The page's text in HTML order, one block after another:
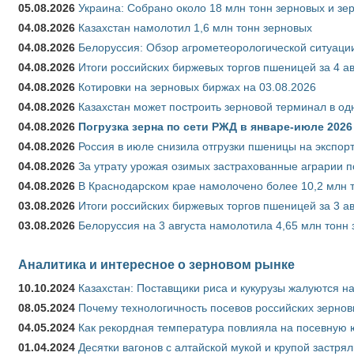
05.08.2026 Украина: Собрано около 18 млн тонн зерновых и
04.08.2026 Казахстан намолотил 1,6 млн тонн зерновых
04.08.2026 Белоруссия: Обзор агрометеорологической
04.08.2026 Итоги российских биржевых торгов пшеницей за 4
04.08.2026 Котировки на зерновых биржах на 03.08.2026
04.08.2026 Казахстан может построить зерновой терминал в
04.08.2026 Погрузка зерна по сети РЖД в январе-июле
04.08.2026 Россия в июле снизила отгрузки пшеницы на
04.08.2026 За утрату урожая озимых застрахованные аграрии
04.08.2026 В Краснодарском крае намолочено более 10,2 млн
03.08.2026 Итоги российских биржевых торгов пшеницей за 3
03.08.2026 Белоруссия на 3 августа намолотила 4,65 млн тонн
Аналитика и интересное о зерновом рынке
10.10.2024 Казахстан: Поставщики риса и кукурузы жалуются
08.05.2024 Почему технологичность посевов российских
04.05.2024 Как рекордная температура повлияла на
01.04.2024 Десятки вагонов с алтайской мукой и крупой